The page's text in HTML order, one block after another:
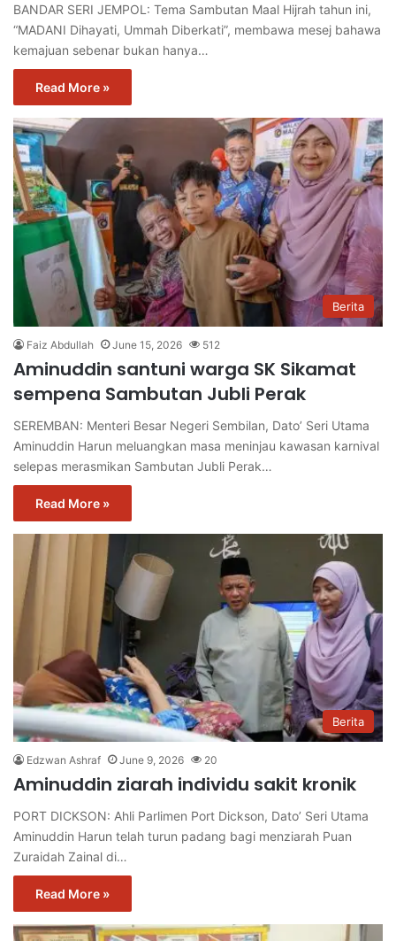
BANDAR SERI JEMPOL: Tema Sambutan Maal Hijrah tahun ini,
“MADANI Dihayati, Ummah Diberkati”, membawa mesej bahawa
kemajuan sebenar bukan hanya…
Read More »
Berita
Faiz Abdullah June 15, 2026 512
Aminuddin santuni warga SK Sikamat
sempena Sambutan Jubli Perak
SEREMBAN: Menteri Besar Negeri Sembilan, Dato’ Seri Utama
Aminuddin Harun meluangkan masa meninjau kawasan karnival
selepas merasmikan Sambutan Jubli Perak…
Read More »
Berita
Edzwan Ashraf June 9, 2026 20
Aminuddin ziarah individu sakit kronik
PORT DICKSON: Ahli Parlimen Port Dickson, Dato’ Seri Utama
Aminuddin Harun telah turun padang bagi menziarah Puan
Zuraidah Zainal di…
Read More »